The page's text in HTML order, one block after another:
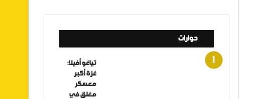
حوارات
تياغو أفيلا:
غزة أكبر
معسكر
مغلق في